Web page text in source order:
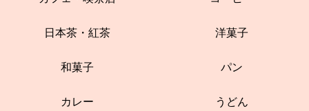
日本茶・紅茶 洋菓子
和菓子 パン
カレー うどん